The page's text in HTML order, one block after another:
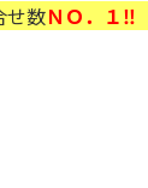
せ数ＮＯ．１‼